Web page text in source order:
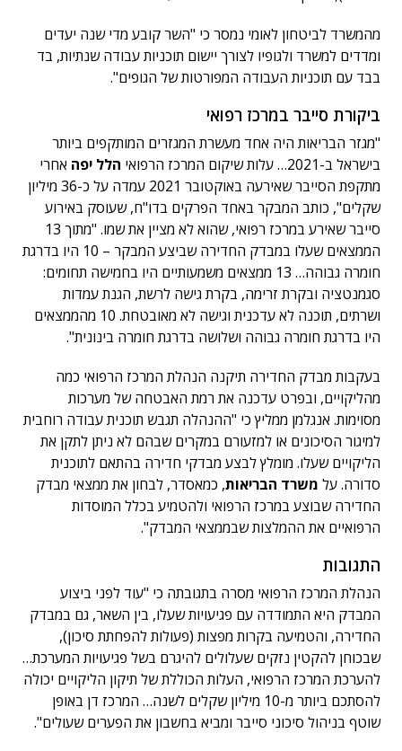
מהמשרד לביטחון לאומי נמסר כי "השר קובע מדי שנה יעדים
ומדדים למשרד ולגופיו לצורך יישום תוכניות עבודה שנתיות, בד
בבד עם תוכניות העבודה המפורטות של הגופים".
ביקורת סייבר במרכז רפואי
"מגזר הבריאות היה אחד מעשרת המגזרים המותקפים ביותר
בישראל ב-2021… עלות שיקום המרכז הרפואי
הלל יפה אחרי
מתקפת הסייבר שאירעה באוקטובר 2021 עמדה על כ-36 מיליון
שקלים", כותב המבקר באחד הפרקים בדו"ח, שעוסק באירוע
סייבר שאירע במרכז רפואי, שהוא לא מציין את שמו. "מתוך 13
הממצאים שעלו במבדק החדירה שביצע המבקר – 10 היו בדרגת
חומרה גבוהה… 13 ממצאים משמעותיים היו בחמישה תחומים:
סגמנטציה ובקרת זרימה, בקרת גישה לרשת, הגנת עמדות
ושרתים, תוכנה לא עדכנית וגישה לא מאובטחת. 10 מהממצאים
היו בדרגת חומרה גבוהה ושלושה בדרגת חומרה בינונית".
בעקבות מבדק החדירה תיקנה הנהלת המרכז הרפואי כמה
מהליקויים, ובפרט עדכנה את רמת האבטחה של מערכות
מסוימות. אנגלמן ממליץ כי "ההנהלה תגבש תוכנית עבודה רוחבית
למיגור הסיכונים או למזעורם במקרים שבהם לא ניתן לתקן את
הליקויים שעלו. מומלץ לבצע מבדקי חדירה בהתאם לתוכנית
סדורה. על משרד הבריאות, כמאסדר, לבחון את ממצאי מבדק
החדירה שבוצע במרכז הרפואי ולהטמיע בכלל המוסדות
הרפואיים את ההמלצות שבממצאי המבדק".
התגובות
הנהלת המרכז הרפואי מסרה בתגובתה כי "עוד לפני ביצוע
המבדק היא התמודדה עם פגיעויות שעלו, בין השאר, גם במבדק
החדירה, והטמיעה בקרות מפצות (פעולות להפחתת סיכון),
שבכוחן להקטין נזקים שעלולים להיגרם בשל פגיעויות המערכת…
להערכת המרכז הרפואי, העלות הכוללת של תיקון הליקויים יכולה
להסתכם ביותר מ-10 מיליון שקלים לשנה… המרכז דן באופן
שוטף בניהול סיכוני סייבר ומביא בחשבון את הפערים שעולים".